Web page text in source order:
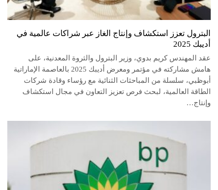
البترول تعزز استكشاف وإنتاج الغاز عبر شراكات عالمية في
أديبك 2025
عقد المهندس كريم بدوي، وزير البترول والثروة المعدنية، على
هامش مشاركته في مؤتمر ومعرض أديبك 2025 بالعاصمة الإماراتية
أبوظبي، سلسلة من المباحثات الثنائية مع رؤساء وقادة شركات
الطاقة العالمية، لبحث فرص تعزيز التعاون في مجال استكشاف
وإنتاج…